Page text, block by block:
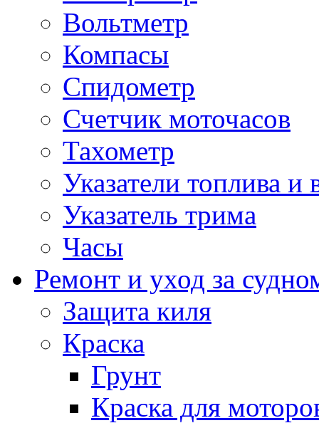
Вольтметр
Компасы
Спидометр
Счетчик моточасов
Тахометр
Указатели топлива и
Указатель трима
Часы
Ремонт и уход за
Защита киля
Краска
Грунт
Краска для